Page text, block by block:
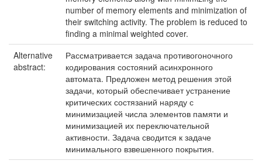
number of memory elements and minimization of
their switching activity. The problem is reduced to
finding a minimal weighted cover.
Alternative
abstract:
Рассматривается задача противогоночного
кодирования состояний асинхронного
автомата. Предложен метод решения этой
задачи, который обеспечивает устранение
критических состязаний наряду с
минимизацией числа элементов памяти и
минимизацией их переключательной
активности. Задача сводится к задаче
минимального взвешенного покрытия.